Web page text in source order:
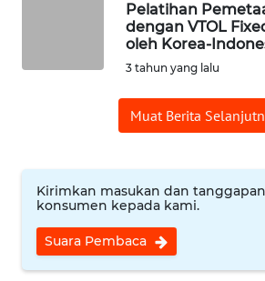
Pelatihan
dengan VTOL
oleh Korea-
3 tahun yang lalu
Muat Berita
Kirimkan masukan dan
konsumen kepada kami.
Suara Pembaca
WN
KUNINGAN